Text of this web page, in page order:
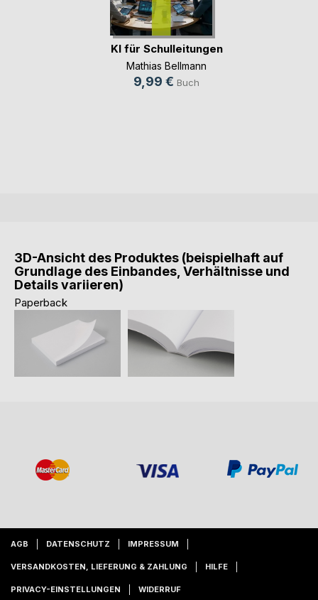
KI für Schulleitungen
Mathias Bellmann
9,99 € Buch
3D-Ansicht des Produktes (beispielhaft auf
Grundlage des Einbandes, Verhältnisse und
Details variieren)
Paperback
AGB DATENSCHUTZ IMPRESSUM
VERSANDKOSTEN, LIEFERUNG & ZAHLUNG HILFE
PRIVACY-EINSTELLUNGEN WIDERRUF